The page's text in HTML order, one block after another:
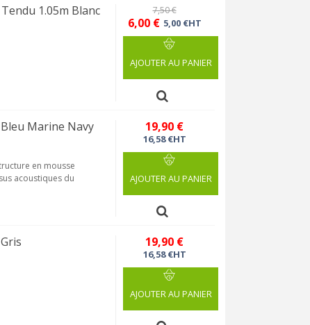
1.05m Blanc
6,00 € 5,00 €HT
7,50 €
AJOUTER AU PANIER
Marine Navy
en mousse
acoustiques du
19,90 €
16,58 €HT
AJOUTER AU PANIER
19,90 €
16,58 €HT
AJOUTER AU PANIER